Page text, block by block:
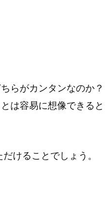
らがカンタンなのか？
は容易に想像できると
けることでしょう。